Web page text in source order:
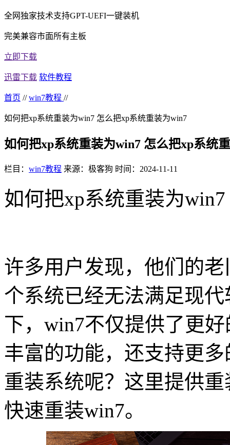
全网独家技术支持GPT-UEFI一键装机
完美兼容市面所有主板
立即下载
迅雷下载 软件教程
首页 // win7教程 //
如何把xp系统重装为win7 怎么把xp系统重装为win7
如何把xp系统重装为win7 怎么把xp系统
栏目： win7教程 来源：极客狗 时间：2024-11-11
如何把xp系统重装为win7
许多用户发现，他们的
个系统已经无法满足现
下， win7不仅提供了更
丰富的功能，还支持更
重装系统呢？这里提供
快速重装win7。